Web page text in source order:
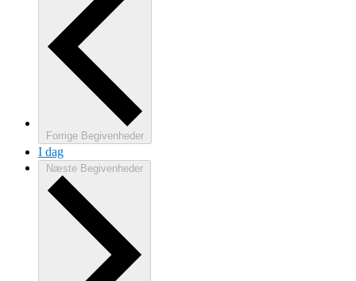
Forrige Begivenheder
I dag
Næste Begivenheder